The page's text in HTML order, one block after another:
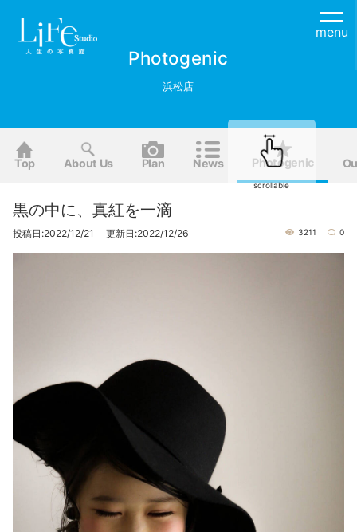
menu
Photogenic
浜松店
Top About Us Plan News Photogenic
scrollable
黒の中に、真紅を一滴
投稿日:2022/12/21 更新日:2022/12/26 3211 0